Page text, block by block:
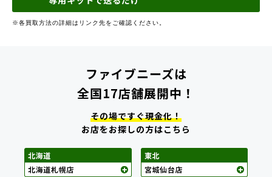
※各買取方法の詳細はリンク先をご確認ください。
ファイブニーズは
全国17店舗展開中！
その場ですぐ現金化！
お店をお探しの方はこちら